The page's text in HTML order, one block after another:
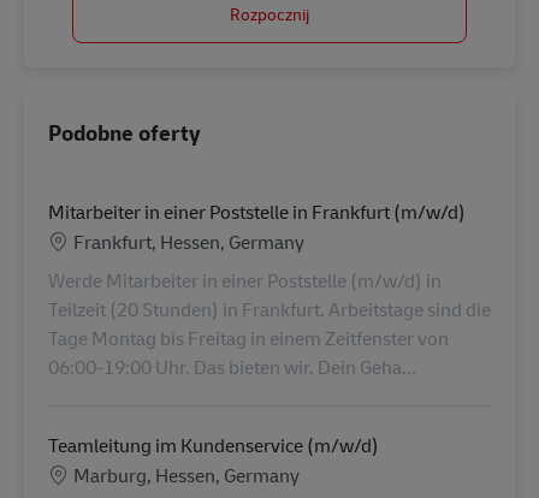
Rozpocznij
Podobne oferty
Mitarbeiter in einer Poststelle in Frankfurt (m/w/d)
Lokalizacja
Frankfurt, Hessen, Germany
Werde Mitarbeiter in einer Poststelle (m/w/d) in
Teilzeit (20 Stunden) in Frankfurt. Arbeitstage sind die
Tage Montag bis Freitag in einem Zeitfenster von
06:00-19:00 Uhr. Das bieten wir. Dein Geha...
Teamleitung im Kundenservice (m/w/d)
Lokalizacja
Marburg, Hessen, Germany